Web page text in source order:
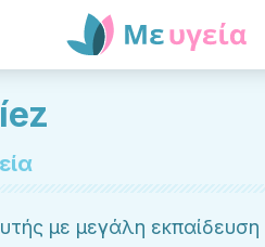
με μεγάλη εκπαίδευση